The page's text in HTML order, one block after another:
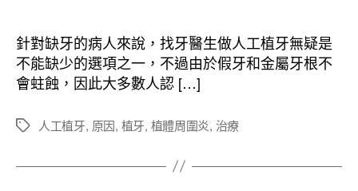
者
佈
日
期
針對缺牙的病人來說，找牙醫生做人工植牙無疑是
不能缺少的選項之一，不過由於假牙和金屬牙根不
會蛀蝕，因此大多數人認 […]
標
人工植牙, 原因, 植牙, 植體周圍炎, 治療